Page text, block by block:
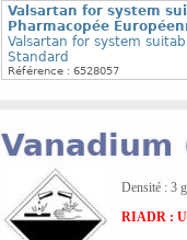
Valsartan for system
Pharmacopée
Valsartan for system
Standard
Référence : 6528057
Densité : 3
RIADR :